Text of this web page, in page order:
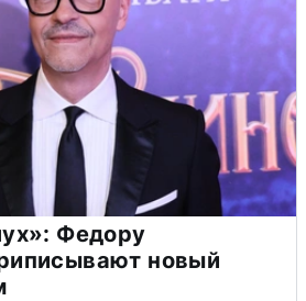
Федору
новый